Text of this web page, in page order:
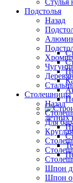
летних
Стулья
Подстолья
Назад
Столешницы
Назад
Для
Шпон
Шпон